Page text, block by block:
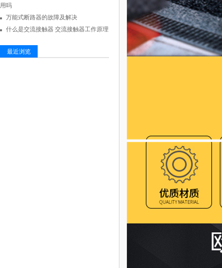
用吗
万能式断路器的故障及解决
什么是交流接触器 交流接触器工作原理
最近浏览